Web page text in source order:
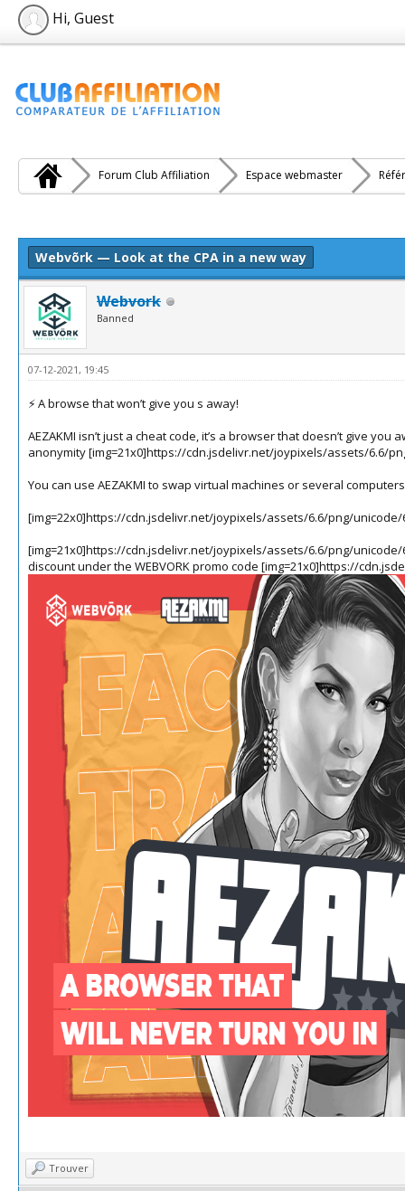
Hi, Guest
Forum Club Affiliation Espace webmaster
Webvõrk — Look at the CPA in a new way
Webvork
Banned
07-12-2021, 19:45
⚡️ A browse that won’t give you s away!
AEZAKMI isn’t just a cheat code, it’s a browser that doesn’t give
anonymity[img=21x0]https://cdn.jsdelivr.net/joypixels/assets/6.6/
You can use AEZAKMI to swap virtual machines or several
[img=22x0]https://cdn.jsdelivr.net/joypixels/assets/6.6/png/
[img=21x0]https://cdn.jsdelivr.net/joypixels/assets/6.6/png/unicode/
discount under the WEBVORK promo code [img=21x0]https://
Trouver